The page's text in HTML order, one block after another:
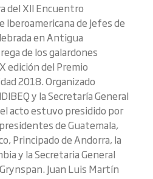
del XII Encuentro
Iberoamericana de Jefes de
en Antigua
de los galardones
edición del Premio
2018. Organizado
y la Secretaría General
acto estuvo presidido por
de Guatemala,
Principado de Andorra, la
y la Secretaria General
Juan Luis Martín